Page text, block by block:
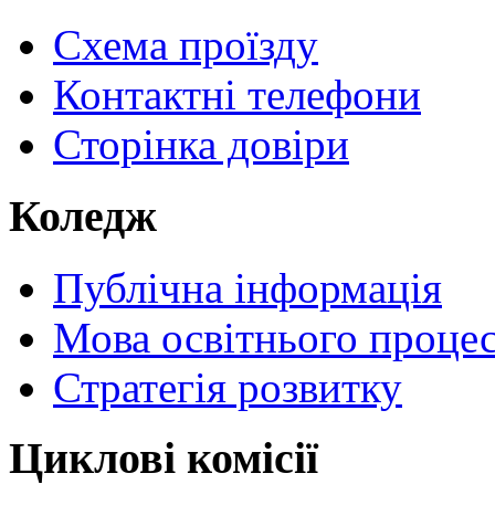
Схема проїзду
Контактні телефони
Сторінка довіри
Коледж
Публічна інформація
Мова освітнього
Стратегія розвитку
Циклові комісії